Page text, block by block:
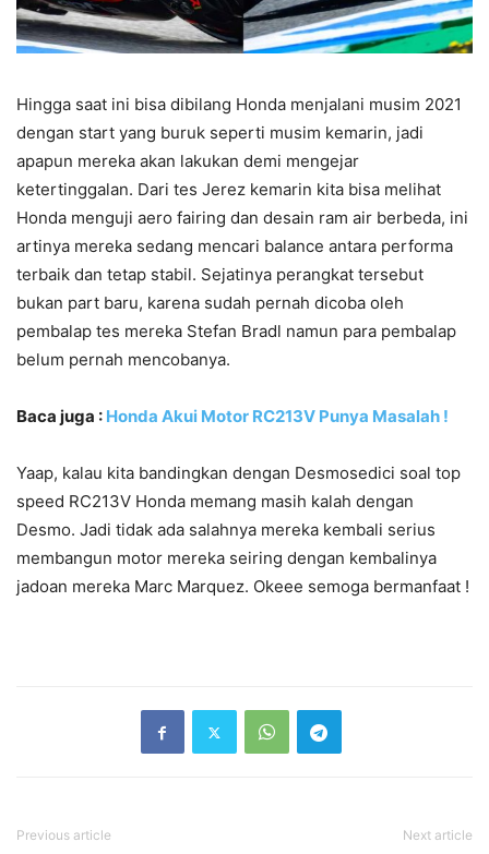
Hingga saat ini bisa dibilang Honda menjalani musim 2021
dengan start yang buruk seperti musim kemarin, jadi
apapun mereka akan lakukan demi mengejar
ketertinggalan. Dari tes Jerez kemarin kita bisa melihat
Honda menguji aero fairing dan desain ram air berbeda, ini
artinya mereka sedang mencari balance antara performa
terbaik dan tetap stabil. Sejatinya perangkat tersebut
bukan part baru, karena sudah pernah dicoba oleh
pembalap tes mereka Stefan Bradl namun para pembalap
belum pernah mencobanya.
Baca juga : Honda Akui Motor RC213V Punya Masalah !
Yaap, kalau kita bandingkan dengan Desmosedici soal top
speed RC213V Honda memang masih kalah dengan
Desmo. Jadi tidak ada salahnya mereka kembali serius
membangun motor mereka seiring dengan kembalinya
jadoan mereka Marc Marquez. Okeee semoga bermanfaat !
Previous article Next article